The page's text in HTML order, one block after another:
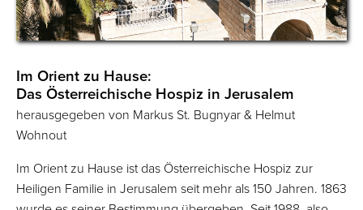
Im Orient zu Hause:
Das Österreichische Hospiz in Jerusalem
herausgegeben von Markus St. Bugnyar & Helmut
Wohnout
Im Orient zu Hause ist das Österreichische Hospiz zur
Heiligen Familie in Jerusalem seit mehr als 150 Jahren. 1863